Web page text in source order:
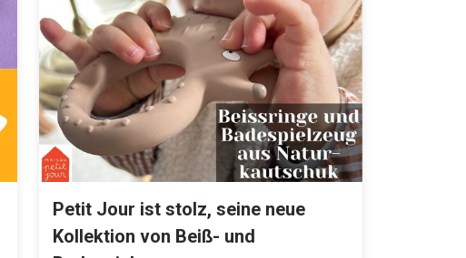
Petit Jour ist stolz, seine neue
Kollektion von Beiß- und